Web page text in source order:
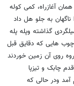
آغازراه، کمی کوله
به جلو هل داد
گذاشته وپله پله
هایی که دقایق قبل
روی آن زمین خوردند
چابک و تیزپا
ودر حالی که